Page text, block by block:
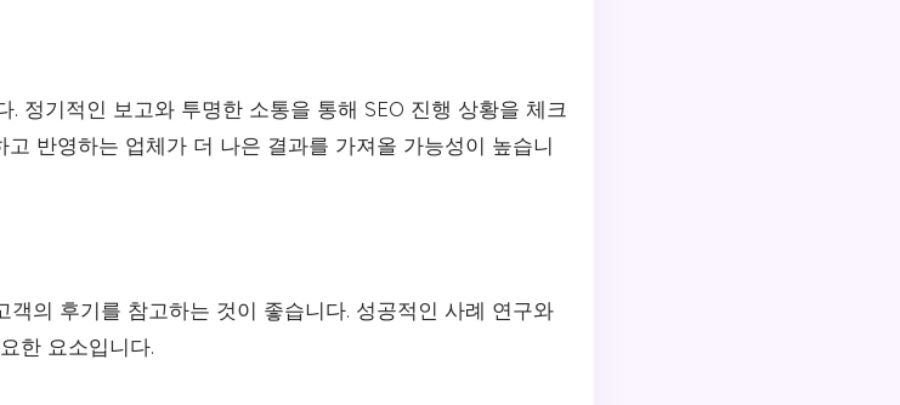
정기적인 보고와 투명한 소통을 통해 SEO 진행 상황을 체크
반영하는 업체가 더 나은 결과를 가져올 가능성이 높습니
의 후기를 참고하는 것이 좋습니다. 성공적인 사례 연구와
한 요소입니다.